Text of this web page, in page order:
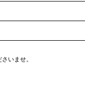
いませ。